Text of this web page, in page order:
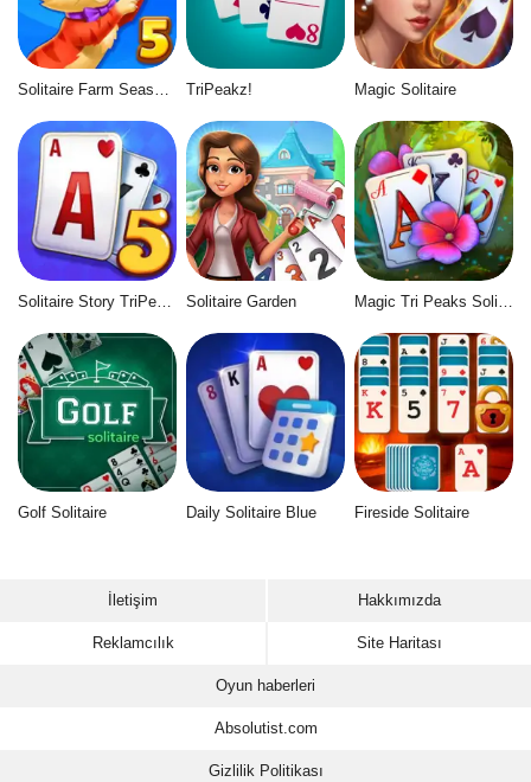
Solitaire Farm Seasons 5 TriPeakz! Magic Solitaire
Solitaire Garden
Golf Solitaire Daily Solitaire Blue Fireside Solitaire
İletişim Hakkımızda
Reklamcılık Site Haritası
Oyun haberleri
Absolutist.com
Gizlilik Politikası